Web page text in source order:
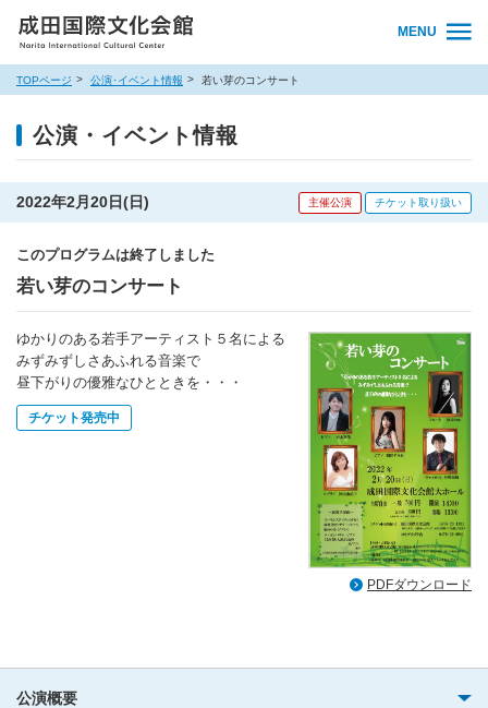
MENU
TOPページ 公演･イベント情報 若い芽のコンサート
公演・イベント情報
2022年2月20日(日) 主催公演 チケット取り扱い
このプログラムは終了しました
若い芽のコンサート
ゆかりのある若手アーティスト５名による
みずみずしさあふれる音楽で
昼下がりの優雅なひとときを・・・
チケット発売中
PDFダウンロード
公演概要